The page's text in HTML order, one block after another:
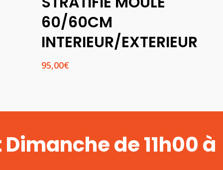
60/60CM
INTERIEUR/EXTERIEUR
95,00€
de 11h00 à